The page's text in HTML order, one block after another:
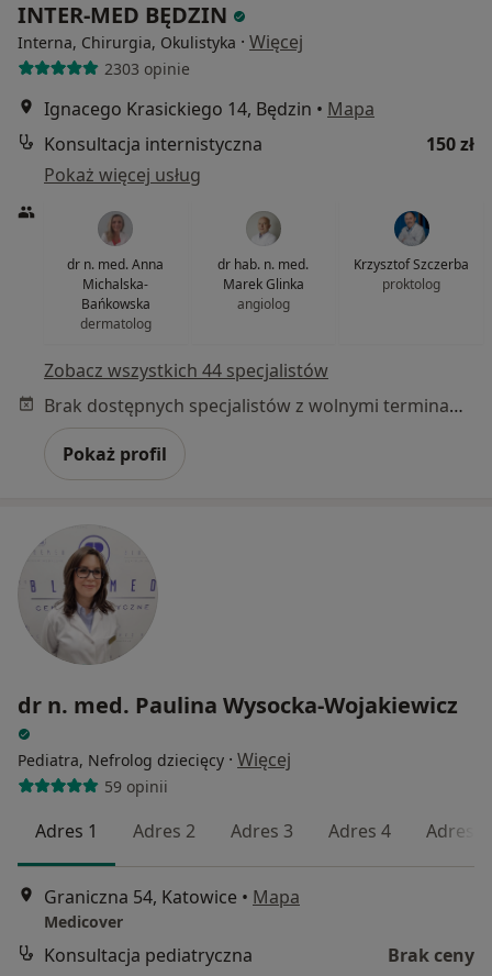
INTER-MED BĘDZIN
Interna, Chirurgia, Okulistyka · Więcej
2303 opinie
Ignacego Krasickiego 14, Będzin • Mapa
Konsultacja internistyczna
150 zł
Pokaż więcej usług
dr n. med. Anna
Michalska-
Bańkowska
dermatolog
dr hab. n. med.
Marek Glinka
angiolog
Krzysztof Szczerba
proktolog
Zobacz wszystkich 44 specjalistów
Brak dostępnych specjalistów z wolnymi terminami w tym centrum medycznym.
Pokaż profil
dr n. med. Paulina Wysocka-Wojakiewicz
Pediatra, Nefrolog dziecięcy · Więcej
59 opinii
Adres 1 Adres 2 Adres 3 Adres 4 Adres 5
Graniczna 54, Katowice • Mapa
Medicover
Konsultacja pediatryczna
Brak ceny